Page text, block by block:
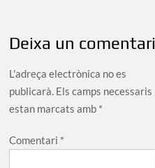
Deixa un comentari
L'adreça electrònica no es
publicarà. Els camps necessaris
estan marcats amb *
Comentari *